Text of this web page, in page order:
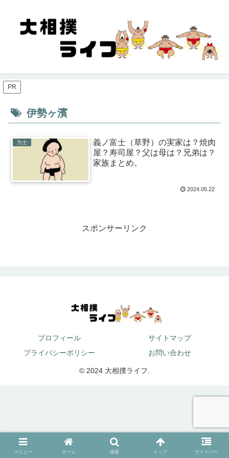
PR
伊勢ヶ濱
力士
義ノ富士（草野）の実家は？焼肉
屋？寿司屋？父は母は？兄弟は？
家族まとめ。
2024.05.22
スポンサーリンク
プロフィール
サイトマップ
プライバシーポリシー
お問い合わせ
© 2024 大相撲ライフ.
メニュー ホーム 検索 トップ サイドバー